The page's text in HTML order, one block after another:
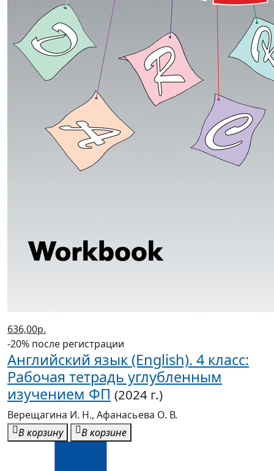
636,00р.
-20% после регистрации
Английский язык (English). 4 класс:
Рабочая тетрадь углубленным
изучением ФП (2024 г.)
Верещагина И. Н., Афанасьева О. В.
В корзину
В корзине